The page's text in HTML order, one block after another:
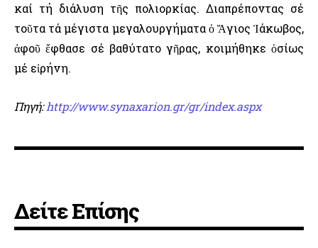
καί τή διάλυση τῆς πολιορκίας. Διαπρέποντας σέ
τοῦτα τά μέγιστα μεγαλουργήματα ὁ Ἅγιος Ἰάκωβος,
ἀφοῦ ἔφθασε σέ βαθύτατο γῆρας, κοιμήθηκε ὁσίως
μέ εἰρήνη.
Πηγή:http://www.synaxarion.gr/gr/index.aspx
Δείτε Επίσης